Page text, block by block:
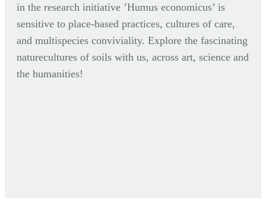
in the research initiative ’Humus economicus’ is
sensitive to place-based practices, cultures of care,
and multispecies conviviality. Explore the fascinating
naturecultures of soils with us, across art, science and
the humanities!